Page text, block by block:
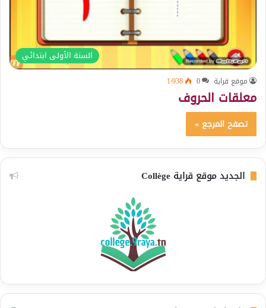
السنة الأولى ابتدائي
موقع قراية 0 1٬938
معلقات الحروف
تصفح المرجع »
الجديد موقع قراية Collège